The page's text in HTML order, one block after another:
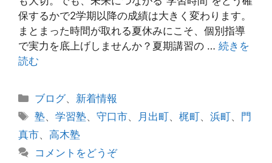
保するかで2学期以降の成績は大きく変わります。
まとまった時間が取れる夏休みにこそ、個別指導
で実力を底上げしませんか？夏期講習の … 続きを
読む
カ
テ
リ
ー
ブログ、 新着情報
タ
グ
塾、学習塾、守口市、 月出町、梶町、浜町、 門
真市、 高木塾
コメントをどうぞ